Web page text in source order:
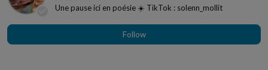
Une pause ici en poésie ☀️ TikTok : solenn_mollit
Follow